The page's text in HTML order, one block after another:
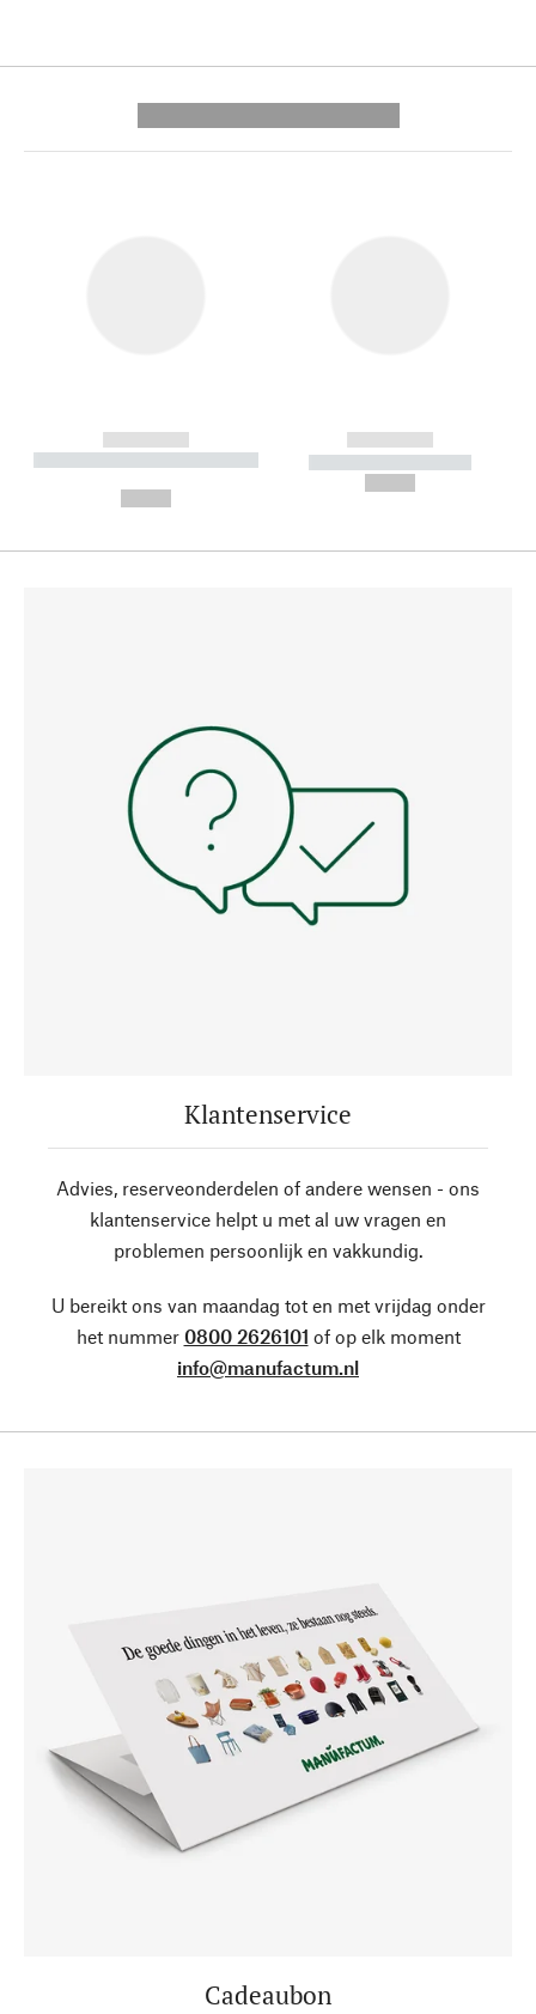
------------
----------- ----------- --------
------------
----------- -----------
Klantenservice
Advies, reserveonderdelen of andere wensen - ons
klantenservice helpt u met al uw vragen en
problemen persoonlijk en vakkundig.
U bereikt ons van maandag tot en met vrijdag onder
het nummer 0800 2626101 of op elk moment
info@manufactum.nl
Cadeaubon